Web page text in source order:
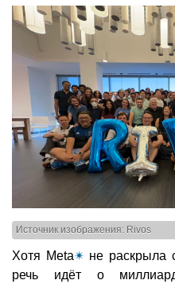
Источник изображения: Rivos
Хотя Meta✴ не раскрыла
речь идёт о